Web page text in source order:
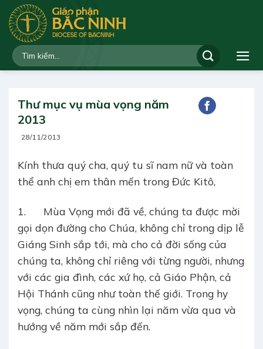
qua
dung
Thư mục vụ mùa vọng năm
2013
28/11/2013
Kính thưa quý cha, quý tu sĩ nam nữ và toàn
thể anh chị em thân mến trong Đức Kitô,
1. Mùa Vọng mới đã về, chúng ta được mời
gọi dọn đường cho Chúa, không chỉ trong dịp lễ
Giáng Sinh sắp tới, mà cho cả đời sống của
chúng ta, không chỉ riêng với từng người, nhưng
với các gia đình, các xứ họ, cả Giáo Phận, cả
Hội Thánh cũng như toàn thế giới. Trong hy
vọng, chúng ta cùng nhìn lại năm vừa qua và
hướng về năm mới sắp đến.